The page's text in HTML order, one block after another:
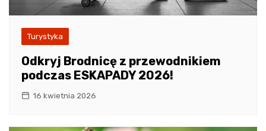
Turystyka
Odkryj Brodnicę z przewodnikiem
podczas ESKAPADY 2026!
16 kwietnia 2026